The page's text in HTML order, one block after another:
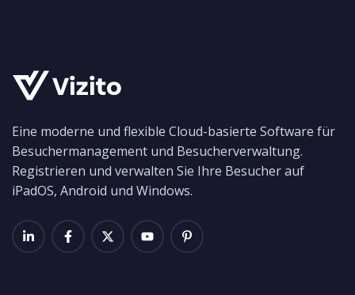
Eine moderne und flexible Cloud-basierte Software für
Besuchermanagement und Besucherverwaltung.
Registrieren und verwalten Sie Ihre Besucher auf
iPadOS, Android und Windows.